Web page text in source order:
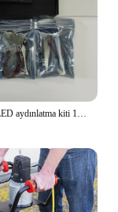
Fikirler için LED aydınlatma kiti 10302 Optimus Prime Autobot yapı taşı tuğla uzaktan kumanda (sadece ışık yok model)